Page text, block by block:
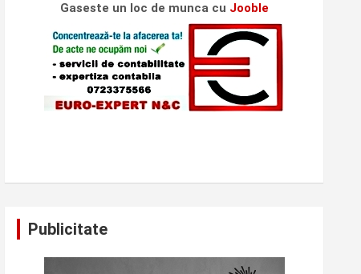
Gaseste un loc de munca cu Jooble
Publicitate